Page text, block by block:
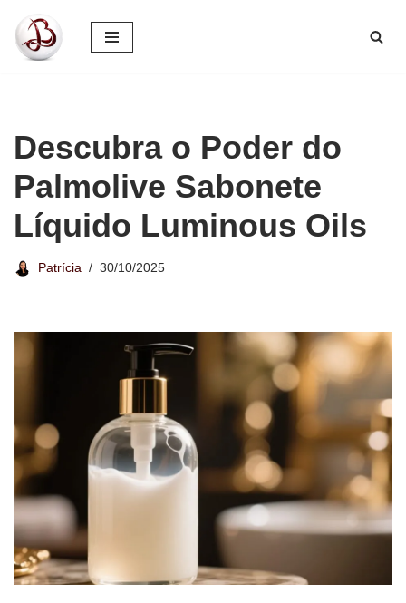
Pular
Descubra o Poder do
Palmolive Sabonete
Líquido Luminous Oils
Patrícia 30/10/2025